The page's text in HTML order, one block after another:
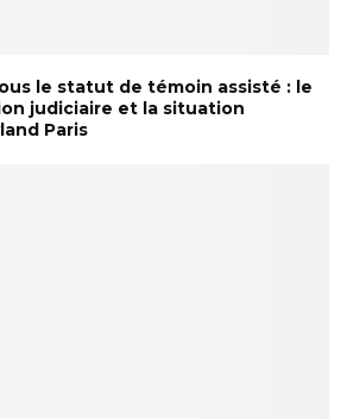
le statut de témoin assisté : le
judiciaire et la situation
Paris